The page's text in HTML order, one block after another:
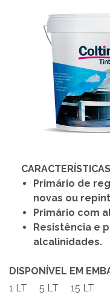
CARACTERÍSTICAS
Primário de
novas ou
Primário com
Resistência e
alcalinidades.
DISPONÍVEL EM
1 LT
5 LT 15 LT